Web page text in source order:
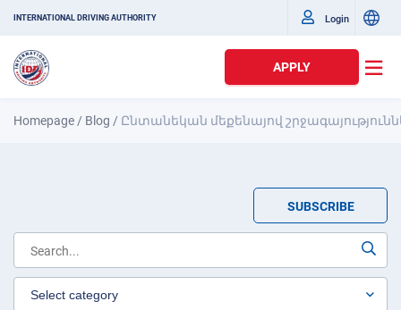
INTERNATIONAL DRIVING AUTHORITY Login
APPLY
Homepage / Blog / Ընտանեկան մեքենայով
SUBSCRIBE